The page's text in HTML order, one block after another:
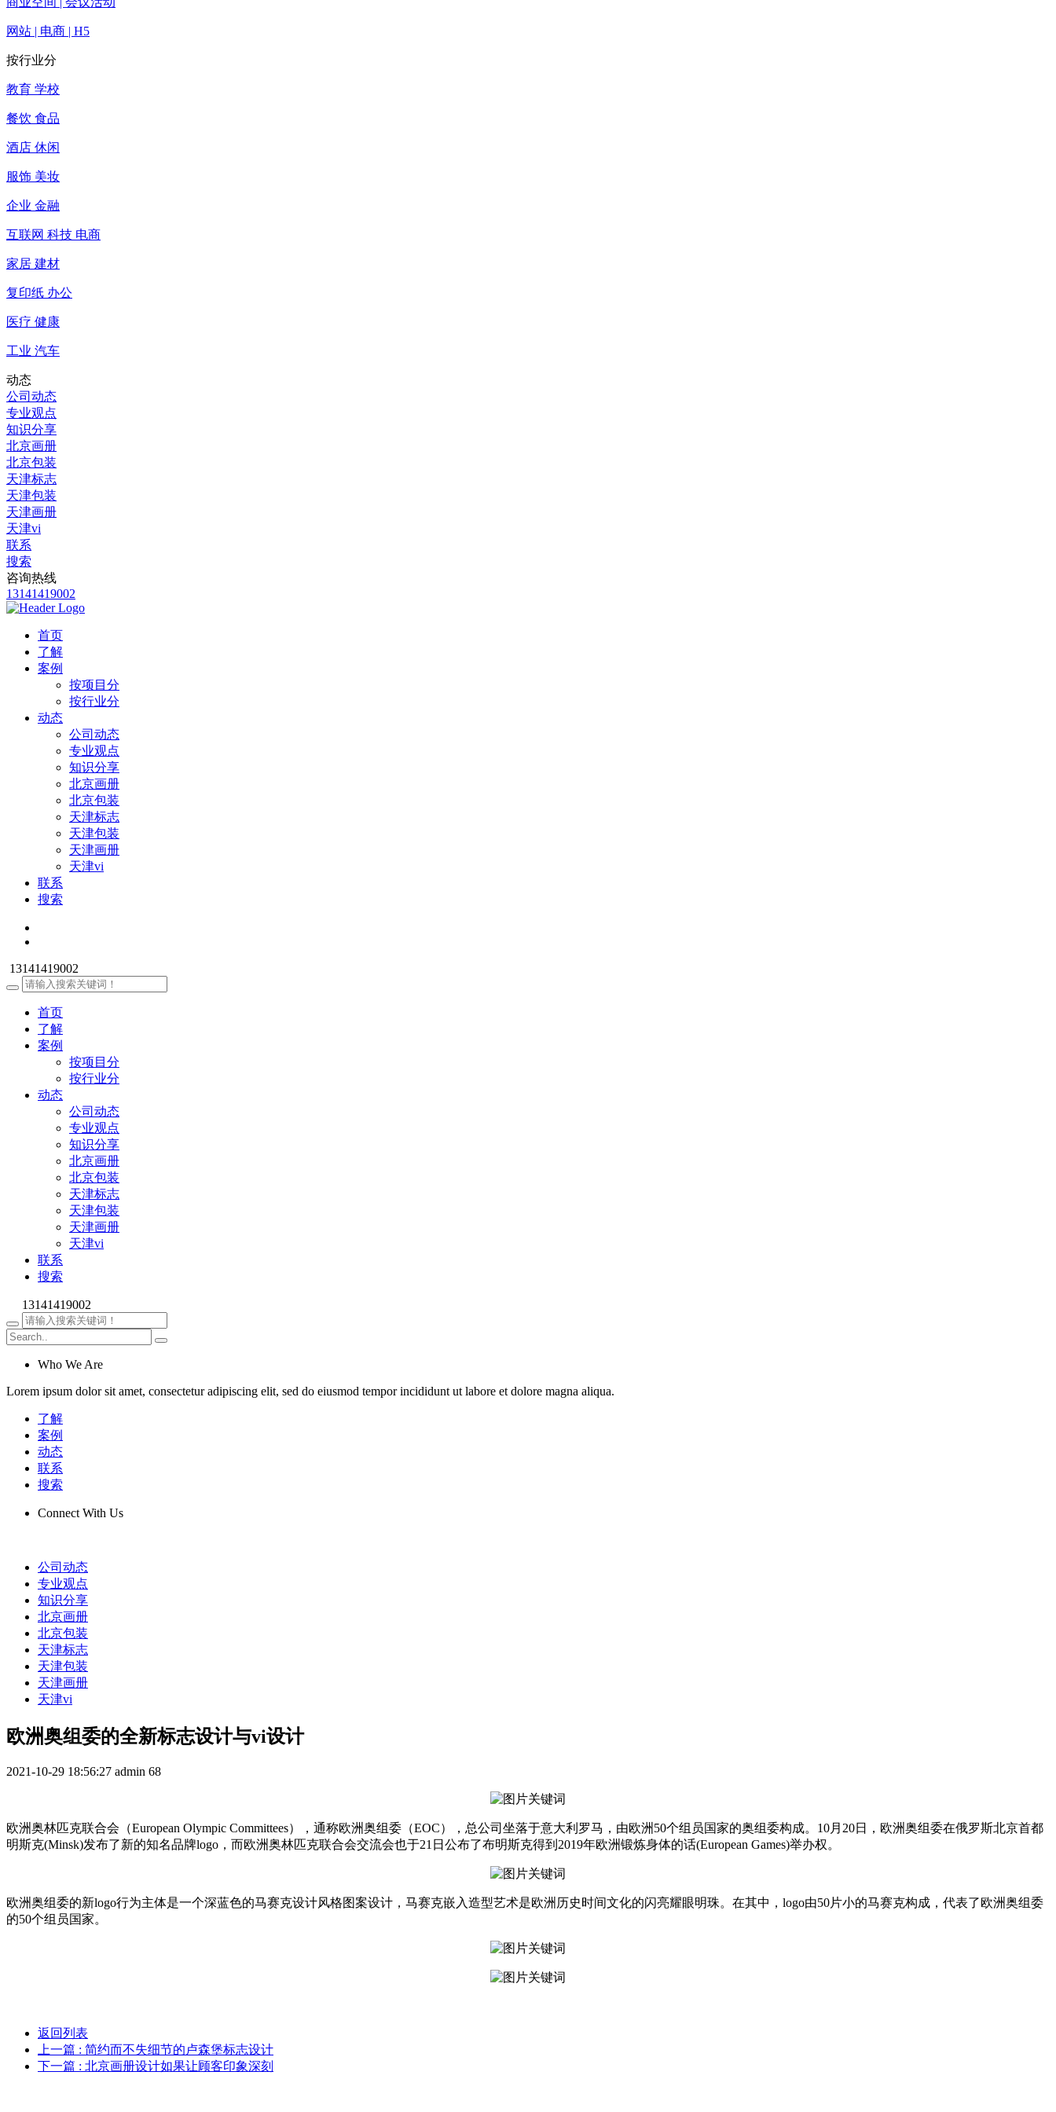
网站 | 电商 | H5
按行业分
教育 学校
餐饮 食品
酒店 休闲
服饰 美妆
企业 金融
互联网 科技 电商
家居 建材
复印纸 办公
医疗 健康
工业 汽车
动态
公司动态
专业观点
知识分享
北京画册
北京包装
天津标志
天津包装
天津画册
天津vi
联系
搜索
咨询热线
13141419002
首页
了解
案例
按项目分
按行业分
动态
公司动态
专业观点
知识分享
北京画册
北京包装
天津标志
天津包装
天津画册
天津vi
联系
搜索
13141419002
首页
了解
案例
按项目分
按行业分
动态
公司动态
专业观点
知识分享
北京画册
北京包装
天津标志
天津包装
天津画册
天津vi
联系
搜索
13141419002
Who We Are
Lorem ipsum dolor sit amet, consectetur adipiscing elit, sed do eiusmod tempor incididunt ut labore et dolore magna aliqua.
了解
案例
动态
联系
搜索
Connect With Us
公司动态
专业观点
知识分享
北京画册
北京包装
天津标志
天津包装
天津画册
天津vi
欧洲奥组委的全新标志设计与vi设计
2021-10-29 18:56:27 admin 68
欧洲奥林匹克联合会（European Olympic Committees），通称欧洲奥组委（EOC），总公司坐落于意大利罗马，由欧洲50个组员国家的奥组委构成。10月20日，欧洲奥组委在俄罗斯北京首都
明斯克(Minsk)发布了新的知名品牌logo，而欧洲奥林匹克联合会交流会也于21日公布了布明斯克得到2019年欧洲锻炼身体的话(European Games)举办权。
欧洲奥组委的新logo行为主体是一个深蓝色的马赛克设计风格图案设计，马赛克嵌入造型艺术是欧洲历史时间文化的闪亮耀眼明珠。在其中，logo由50片小的马赛克构成，代表了欧洲奥组委
的50个组员国家。
返回列表
上一篇 : 简约而不失细节的卢森堡标志设计
下一篇 : 北京画册设计如果让顾客印象深刻